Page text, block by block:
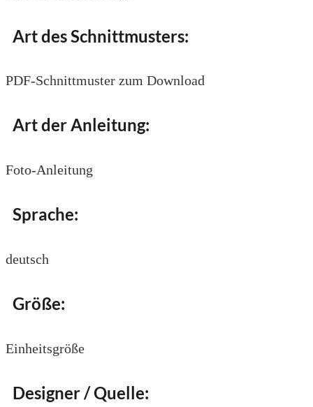
Art des Schnittmusters:
PDF-Schnittmuster zum Download
Art der Anleitung:
Foto-Anleitung
Sprache:
deutsch
Größe:
Einheitsgröße
Designer / Quelle: